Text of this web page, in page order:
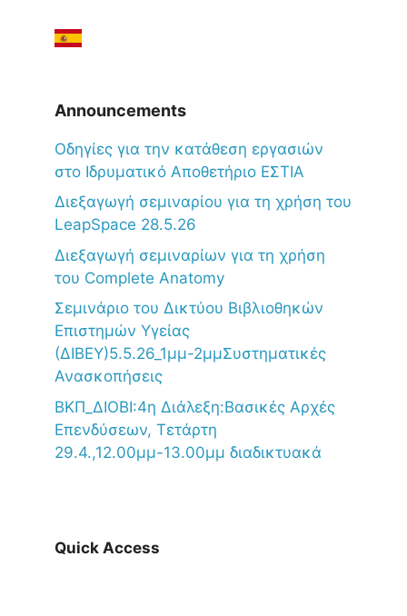
Announcements
Oδηγίες για την κατάθεση εργασιών
στο Ιδρυματικό Αποθετήριο ΕΣΤΙΑ
Διεξαγωγή σεμιναρίου για τη χρήση του
LeapSpace 28.5.26
Διεξαγωγή σεμιναρίων για τη χρήση
του Complete Anatomy
Σεμινάριο του Δικτύου Βιβλιοθηκών
Επιστημών Υγείας
(ΔΙΒΕΥ)5.5.26_1μμ-2μμΣυστηματικές
Ανασκοπήσεις
ΒΚΠ_ΔΙΟΒΙ:4η Διάλεξη:Βασικές Αρχές
Επενδύσεων, Τετάρτη
29.4.,12.00μμ-13.00μμ διαδικτυακά
Quick Access